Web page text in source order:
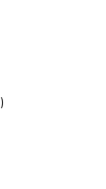
161